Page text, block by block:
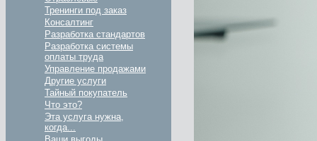
Тренинги под заказ
Консалтинг
Разработка стандартов
Разработка системы
оплаты труда
Управление продажами
Другие услуги
Тайный покупатель
Что это?
Эта услуга нужна,
когда...